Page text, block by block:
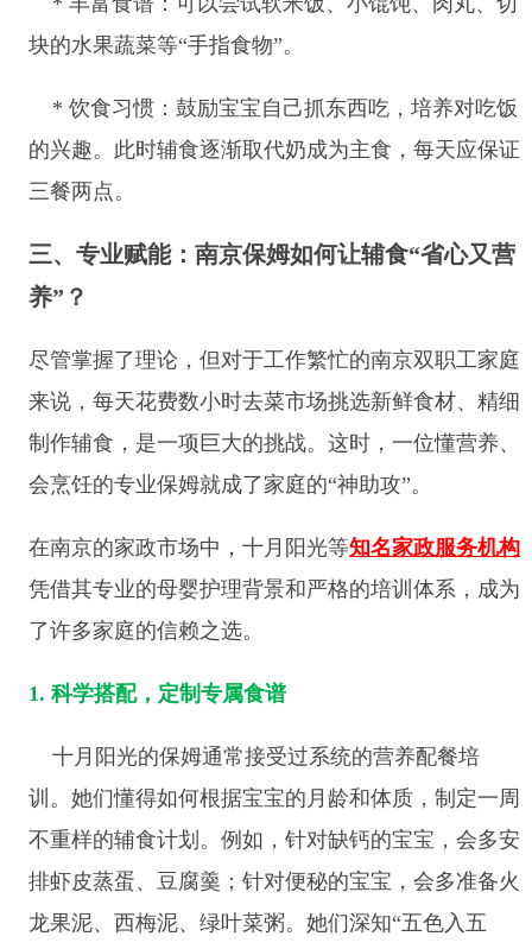
块的水果蔬菜等“手指食物”。
* 饮食习惯：鼓励宝宝自己抓东西吃，培养对吃饭
的兴趣。此时辅食逐渐取代奶成为主食，每天应保证
三餐两点。
三、专业赋能：南京保姆如何让辅食“省心又营
养”？
尽管掌握了理论，但对于工作繁忙的南京双职工家庭
来说，每天花费数小时去菜市场挑选新鲜食材、精细
制作辅食，是一项巨大的挑战。这时，一位懂营养、
会烹饪的专业保姆就成了家庭的“神助攻”。
在南京的家政市场中，十月阳光等知名家政服务机构
凭借其专业的母婴护理背景和严格的培训体系，成为
了许多家庭的信赖之选。
1. 科学搭配，定制专属食谱
十月阳光的保姆通常接受过系统的营养配餐培
训。她们懂得如何根据宝宝的月龄和体质，制定一周
不重样的辅食计划。例如，针对缺钙的宝宝，会多安
排虾皮蒸蛋、豆腐羹；针对便秘的宝宝，会多准备火
龙果泥、西梅泥、绿叶菜粥。她们深知“五色入五